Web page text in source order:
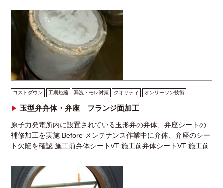
コストダウン 工期短縮 漏洩・モレ対策 クオリティ オンリーワン技術
玉型弁弁体・弁座 フランジ面加工
原子力発電所内に設置されている玉形弁の弁体、弁座シートの
補修加工を実施 Before メンテナンス作業中に弁体、弁座のシー
ト欠陥を確認 施工前弁体シートVT 施工前弁体シートVT 施工前